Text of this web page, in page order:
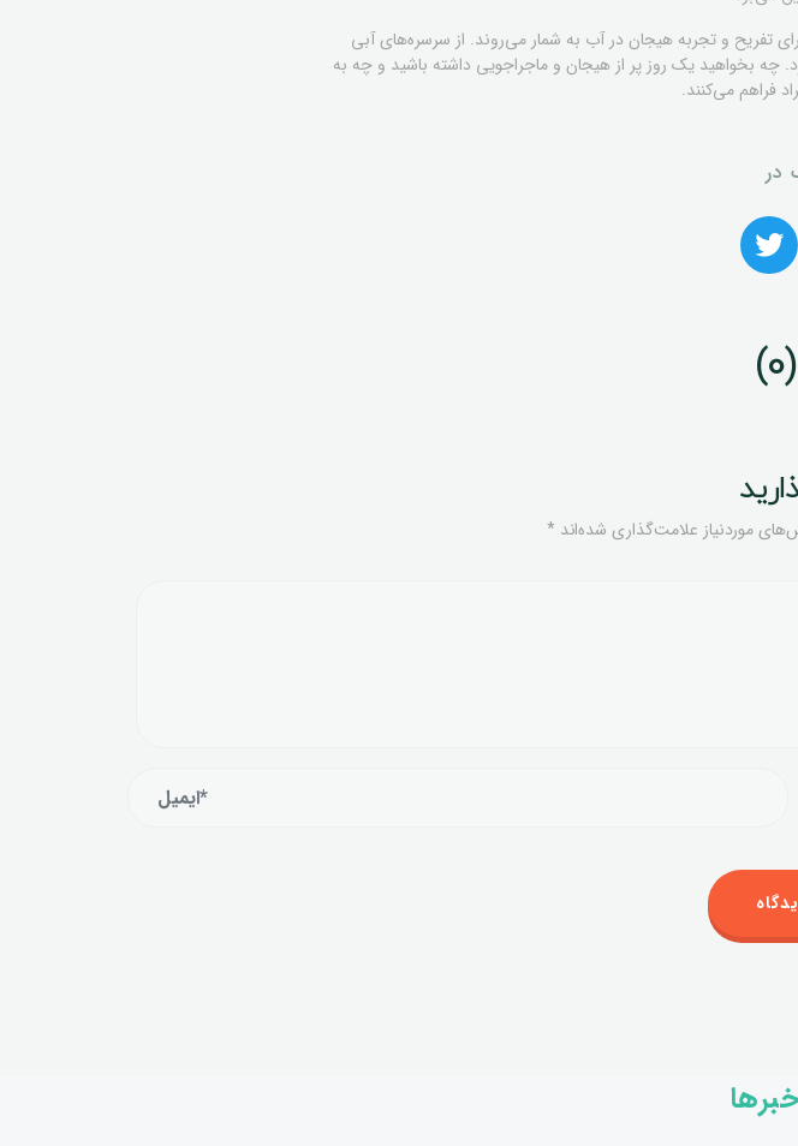
تفریح و تجربه هیجان در آب به شمار می‌روند. از سرسره‌های آبی
بخواهید یک روز پر از هیجان و ماجراجویی داشته باشید و چه به
فراهم می‌کنند.
در
موردنیاز علامت‌گذاری شده‌اند *